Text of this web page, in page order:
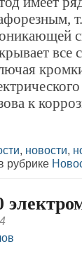
все
к
, новости,
рубрике